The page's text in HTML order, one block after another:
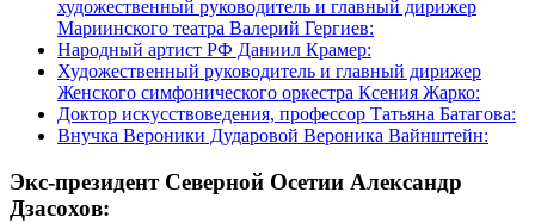
художественный руководитель и главный дирижер
Мариинского театра Валерий Гергиев:
Народный артист РФ Даниил Крамер:
Художественный руководитель и главный дирижер
Женского симфонического оркестра Ксения Жарко:
Доктор искусствоведения, профессор Татьяна Батагова:
Внучка Вероники Дударовой Вероника Вайнштейн:
Экс-президент Северной Осетии Александр
Дзасохов: